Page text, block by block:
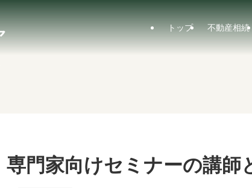
トップ 不動産相続
専門家向けセミナーの講師